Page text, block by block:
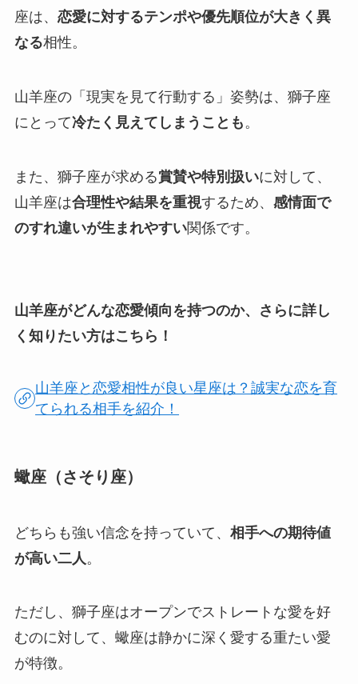
座は、 恋愛に対するテンポや優先順位が大きく異
なる相性。
山羊座の「現実を見て行動する」姿勢は、獅子座
にとって冷たく見えてしまうことも 。
また、獅子座が求める賞賛や特別扱いに対して、
山羊座は合理性や結果を重視するため、 感情面で
のすれ違いが生まれやすい関係です。
山羊座がどんな恋愛傾向を持つのか、さらに詳し
く知りたい方はこちら！
山羊座と恋愛相性が良い星座は？誠実な恋を育
てられる相手を紹介！
蠍座（さそり座）
どちらも強い信念を持っていて、 相手への期待値
が高い二人 。
ただし、獅子座はオープンでストレートな愛を好
むのに対して、蠍座は静かに深く愛する重たい愛
が特徴。